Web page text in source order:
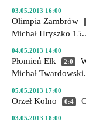
03.05.2013 16:00
Olimpia Zambrów
Michał Hryszko
04.05.2013 14:00
Płomień Ełk 2:0
Michał
05.05.2013 17:00
Orzeł Kolno 0:4
03.05.2013 18:00